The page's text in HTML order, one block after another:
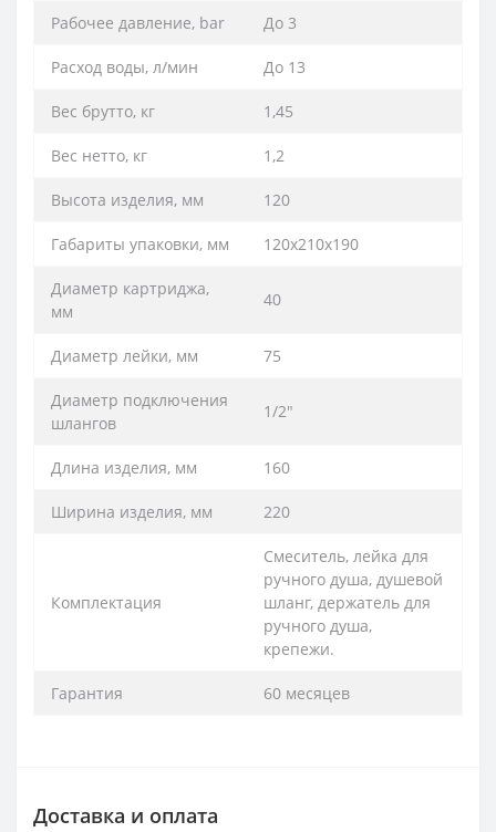
Рабочее давление, bar До 3
Расход воды, л/мин До 13
Вес брутто, кг 1,45
Вес нетто, кг 1,2
Высота изделия, мм 120
Габариты упаковки, мм 120х210х190
Диаметр картриджа,
мм
40
Диаметр лейки, мм 75
Диаметр подключения
шлангов
1/2"
Длина изделия, мм 160
Ширина изделия, мм 220
Комплектация
Смеситель, лейка для
ручного душа, душевой
шланг, держатель для
ручного душа,
крепежи.
Гарантия 60 месяцев
Доставка и оплата